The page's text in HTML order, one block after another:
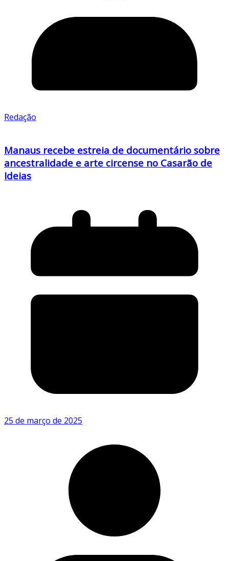
Redação
Manaus recebe estreia de documentário sobre
ancestralidade e arte circense no Casarão de
Ideias
25 de março de 2025